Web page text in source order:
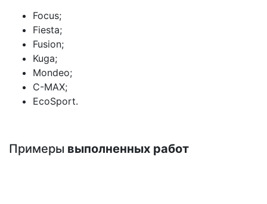
Focus;
Fiesta;
Fusion;
Kuga;
Mondeo;
C-MAX;
EcoSport.
Примеры выполненных работ